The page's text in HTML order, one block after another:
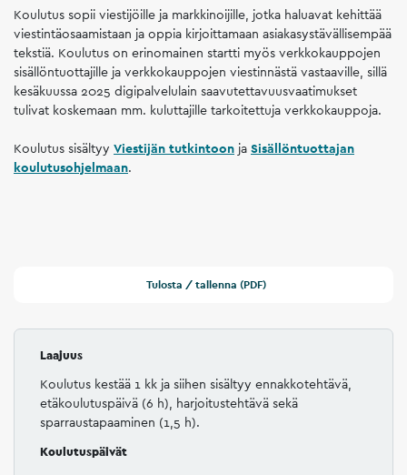
Koulutus sopii viestijöille ja markkinoijille, jotka haluavat kehittää
viestintäosaamistaan ja oppia kirjoittamaan asiakasystävällisempää
tekstiä. Koulutus on erinomainen startti myös verkkokauppojen
sisällöntuottajille ja verkkokauppojen viestinnästä vastaaville, sillä
kesäkuussa 2025 digipalvelulain saavutettavuusvaatimukset
tulivat koskemaan mm. kuluttajille tarkoitettuja verkkokauppoja.
Koulutus sisältyy Viestijän tutkintoon ja Sisällöntuottajan
koulutusohjelmaan.
Tulosta / tallenna (PDF)
Laajuus
Koulutus kestää 1 kk ja siihen sisältyy ennakkotehtävä,
etäkoulutuspäivä (6 h), harjoitustehtävä sekä
sparraustapaaminen (1,5 h).
Koulutuspäivät